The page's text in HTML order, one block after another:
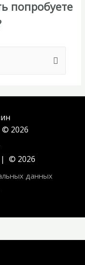
попробуете
2026
| © 2026
данных